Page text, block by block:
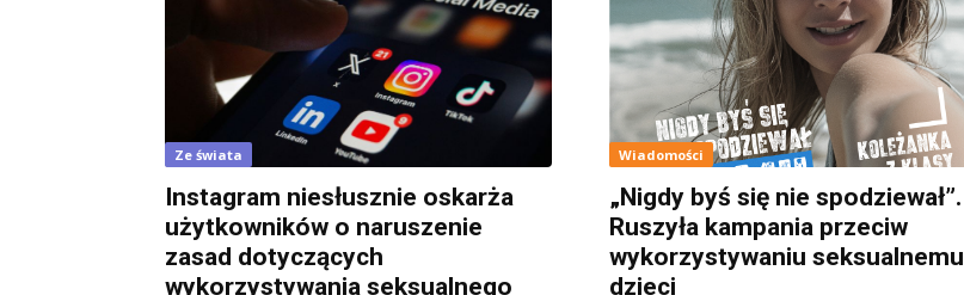
Ze świata
Instagram niesłusznie oskarża
użytkowników o naruszenie
zasad dotyczących
wykorzystywania seksualnego
Wiadomości
„Nigdy byś się nie spodziewał”.
Ruszyła kampania przeciw
wykorzystywaniu seksualnemu
dzieci